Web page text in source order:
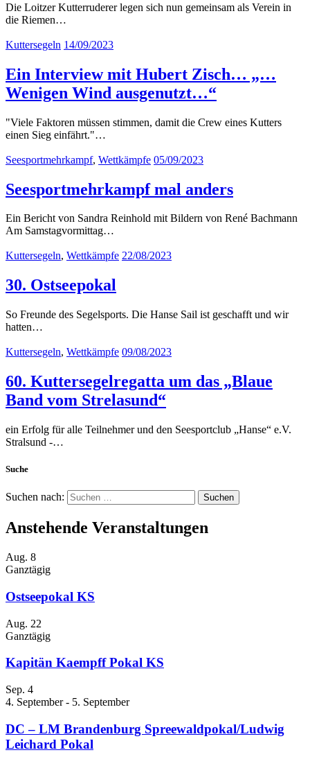
Die Loitzer Kutterruderer legen sich nun gemeinsam als Verein in
die Riemen…
Kuttersegeln 14/09/2023
Ein Interview mit Hubert Zisch… „…
Wenigen Wind ausgenutzt…“
"Viele Faktoren müssen stimmen, damit die Crew eines Kutters
einen Sieg einfährt."…
Seesportmehrkampf, Wettkämpfe 05/09/2023
Seesportmehrkampf mal anders
Ein Bericht von Sandra Reinhold mit Bildern von René Bachmann
Am Samstagvormittag…
Kuttersegeln, Wettkämpfe 22/08/2023
30. Ostseepokal
So Freunde des Segelsports. Die Hanse Sail ist geschafft und wir
hatten…
Kuttersegeln, Wettkämpfe 09/08/2023
60. Kuttersegelregatta um das „Blaue
Band vom Strelasund“
ein Erfolg für alle Teilnehmer und den Seesportclub „Hanse“ e.V.
Stralsund -…
Suche
Suchen nach:
Anstehende Veranstaltungen
Aug. 8
Ganztägig
Ostseepokal KS
Aug. 22
Ganztägig
Kapitän Kaempff Pokal KS
Sep. 4
4. September- 5. September
DC – LM Brandenburg Spreewaldpokal/Ludwig
Leichard Pokal